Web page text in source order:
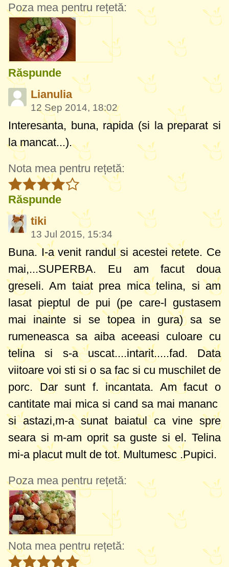
Poza mea pentru rețetă:
Răspunde
Lianulia
12 Sep 2014, 18:02
Interesanta, buna, rapida (si la preparat si
la mancat...).
Nota mea pentru rețetă:
Răspunde
tiki
13 Jul 2015, 15:34
Buna. I-a venit randul si acestei retete. Ce
mai,...SUPERBA. Eu am facut doua
greseli. Am taiat prea mica telina, si am
lasat pieptul de pui (pe care-l gustasem
mai inainte si se topea in gura) sa se
rumeneasca sa aiba aceeasi culoare cu
telina si s-a uscat....intarit.....fad. Data
viitoare voi sti si o sa fac si cu muschilet de
porc. Dar sunt f. incantata. Am facut o
cantitate mai mica si cand sa mai mananc
si astazi,m-a sunat baiatul ca vine spre
seara si m-am oprit sa guste si el. Telina
mi-a placut mult de tot. Multumesc .Pupici.
Poza mea pentru rețetă:
Nota mea pentru rețetă: